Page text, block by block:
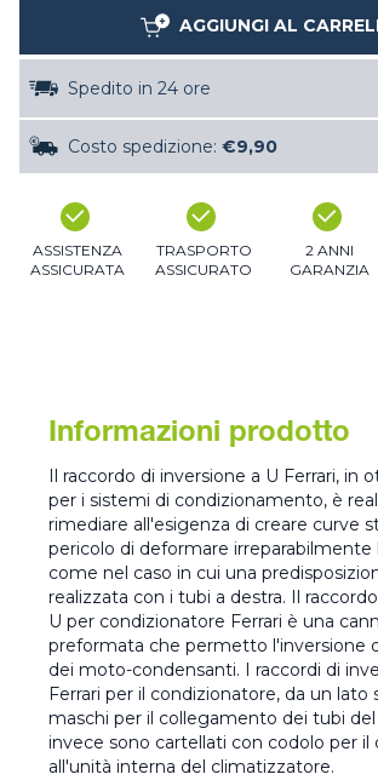
AGGIUNGI AL
Spedito in 24 ore
Costo spedizione: €9,90
ASSISTENZA
ASSICURATA
TRASPORTO
ASSICURATO
2 ANNI
GARANZIA
Informazioni prodotto
Il raccordo di inversione a U Ferrari, in
per i sistemi di condizionamento, è
rimediare all'esigenza di creare curve
pericolo di deformare irreparabilmente
come nel caso in cui una
realizzata con i tubi a destra. Il
U per condizionatore Ferrari è una
preformata che permetto l'inversione
dei moto-condensanti. I raccordi di
Ferrari per il condizionatore, da un
maschi per il collegamento dei tubi del
invece sono cartellati con codolo per
all'unità interna del climatizzatore.